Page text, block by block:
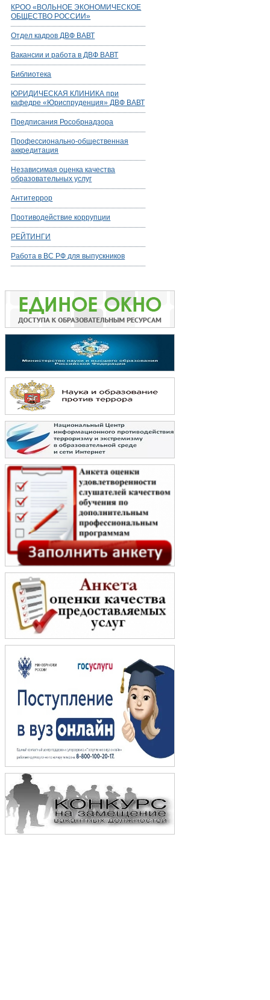
КРОО «ВОЛЬНОЕ ЭКОНОМИЧЕСКОЕ
ОБЩЕСТВО РОССИИ»
Отдел кадров ДВФ ВАВТ
Вакансии и работа в ДВФ ВАВТ
Библиотека
ЮРИДИЧЕСКАЯ КЛИНИКА при
кафедре «Юриспруденция» ДВФ ВАВТ
Предписания Рособрнадзора
Профессионально-общественная
аккредитация
Независимая оценка качества
образовательных услуг
Антитеррор
Противодействие коррупции
РЕЙТИНГИ
Работа в ВС РФ для выпускников